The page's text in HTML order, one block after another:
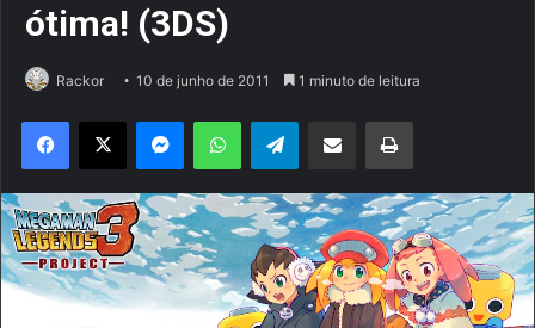
ótima! (3DS)
Rackor 10 de junho de 2011 1 minuto de leitura